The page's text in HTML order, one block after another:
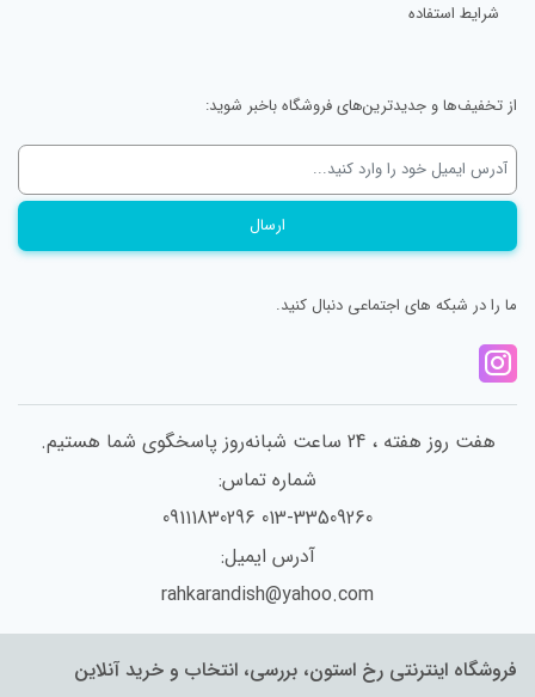
شرایط استفاده
از تخفیف‌ها و جدیدترین‌های فروشگاه باخبر شوید:
ما را در شبکه های اجتماعی دنبال کنید.
هفت روز هفته ، 24 ساعت شبانه‌روز پاسخگوی شما هستیم.
شماره تماس:
013-33509260 09111830296
آدرس ایمیل:
rahkarandish@yahoo.com
فروشگاه اینترنتی رخ استون، بررسی، انتخاب و خرید آنلاین